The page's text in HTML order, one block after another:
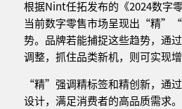
根据Nint任拓发布的《2024数字
当前数字零售市场呈现出“精
势。品牌若能捕捉这些趋势，通
调整，抓住品类新机，则可实现增
“精”强调精标签和精创新，通
设计，满足消费者的高品质需求